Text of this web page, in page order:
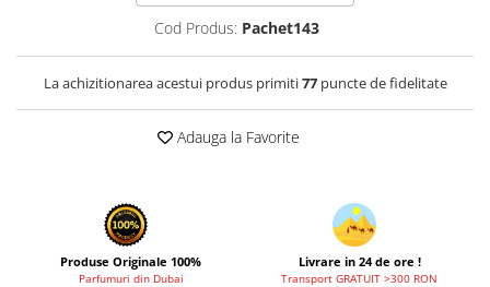
Cod Produs: Pachet143
La achizitionarea acestui produs primiti77puncte de fidelitate
Adauga la Favorite
Produse Originale 100%
Parfumuri din Dubai
Livrare in 24 de ore !
Transport GRATUIT >300 RON